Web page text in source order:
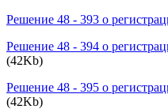
Решение 48 - 393 о
Решение 48 - 394 о
(42Kb)
Решение 48 - 395 о
(42Kb)